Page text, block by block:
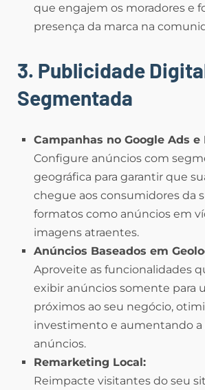
que engajem os moradores e
presença da marca na
3. Publicidade
Segmentada
Campanhas no Google Ads e
Configure anúncios com
geográfica para garantir que
chegue aos consumidores da
formatos como anúncios em
imagens atraentes.
Anúncios Baseados em
Aproveite as funcionalidades
exibir anúncios somente para
próximos ao seu negócio,
investimento e aumentando a
anúncios.
Remarketing Local:
Reimpacte visitantes do seu